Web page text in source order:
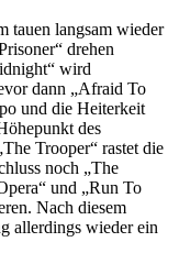
tauen langsam wieder
drehen
wird
dann „Afraid To
und die Heiterkeit
des
Trooper“ rastet die
noch „The
und „Run To
Nach diesem
allerdings wieder ein